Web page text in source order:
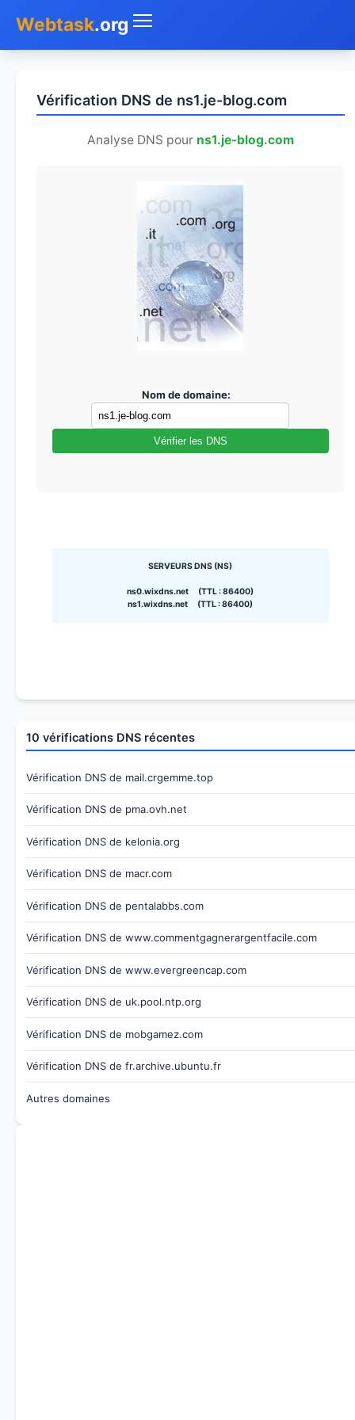
Webtask.org
Whois
Vérification DNS de ns1.je-blog.com
Analyse DNS pour ns1.je-blog.com
Nom de domaine:
Vérifier les DNS
SERVEURS DNS (NS)
ns0.wixdns.net (TTL : 86400)
ns1.wixdns.net (TTL : 86400)
10 vérifications DNS récentes
Vérification DNS de mail.crgemme.top
Vérification DNS de pma.ovh.net
Vérification DNS de kelonia.org
Vérification DNS de macr.com
Vérification DNS de pentalabbs.com
Vérification DNS de www.commentgagnerargentfacile.com
Vérification DNS de www.evergreencap.com
Vérification DNS de uk.pool.ntp.org
Vérification DNS de mobgamez.com
Vérification DNS de fr.archive.ubuntu.fr
Autres domaines